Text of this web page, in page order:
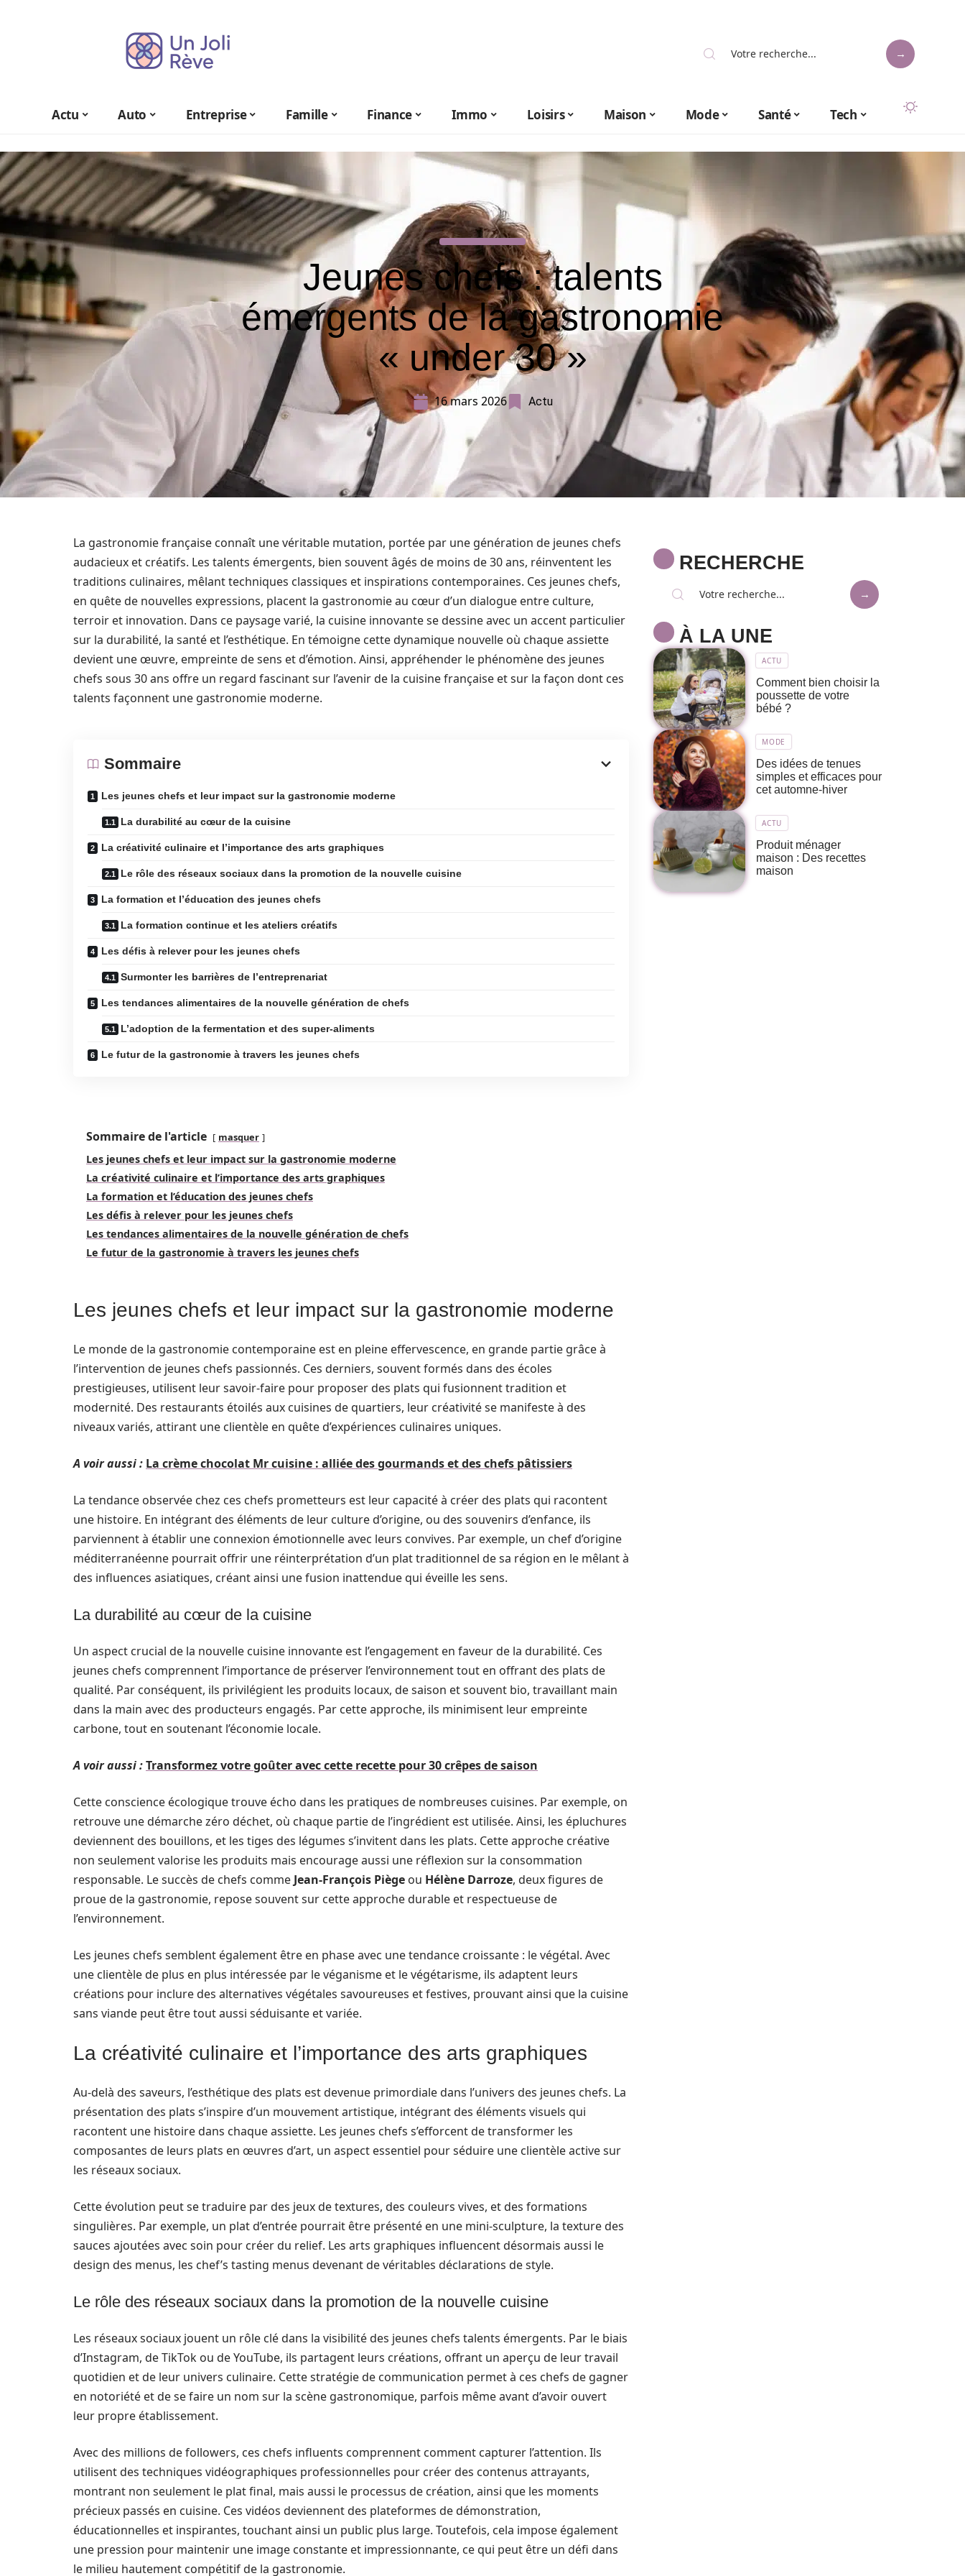
Actu Auto Entreprise Famille Finance Immo Loisirs Maison Mode Santé Tech
Jeunes chefs : talents
émergents de la gastronomie
« under 30 »
16 mars 2026 Actu
La gastronomie française connaît une véritable mutation, portée par une génération de jeunes chefs
audacieux et créatifs. Les talents émergents, bien souvent âgés de moins de 30 ans, réinventent les
traditions culinaires, mêlant techniques classiques et inspirations contemporaines. Ces jeunes chefs,
en quête de nouvelles expressions, placent la gastronomie au cœur d’un dialogue entre culture,
terroir et innovation. Dans ce paysage varié, la cuisine innovante se dessine avec un accent particulier
sur la durabilité, la santé et l’esthétique. En témoigne cette dynamique nouvelle où chaque assiette
devient une œuvre, empreinte de sens et d’émotion. Ainsi, appréhender le phénomène des jeunes
chefs sous 30 ans offre un regard fascinant sur l’avenir de la cuisine française et sur la façon dont ces
talents façonnent une gastronomie moderne.
Sommaire
Les jeunes chefs et leur impact sur la gastronomie moderne
La durabilité au cœur de la cuisine
La créativité culinaire et l’importance des arts graphiques
Le rôle des réseaux sociaux dans la promotion de la nouvelle cuisine
La formation et l’éducation des jeunes chefs
La formation continue et les ateliers créatifs
Les défis à relever pour les jeunes chefs
Surmonter les barrières de l’entreprenariat
Les tendances alimentaires de la nouvelle génération de chefs
L’adoption de la fermentation et des super-aliments
Le futur de la gastronomie à travers les jeunes chefs
Sommaire de l'article masquer
Les jeunes chefs et leur impact sur la gastronomie moderne
La créativité culinaire et l’importance des arts graphiques
La formation et l’éducation des jeunes chefs
Les défis à relever pour les jeunes chefs
Les tendances alimentaires de la nouvelle génération de chefs
Le futur de la gastronomie à travers les jeunes chefs
Les jeunes chefs et leur impact sur la gastronomie moderne
Le monde de la gastronomie contemporaine est en pleine effervescence, en grande partie grâce à
l’intervention de jeunes chefs passionnés. Ces derniers, souvent formés dans des écoles
prestigieuses, utilisent leur savoir-faire pour proposer des plats qui fusionnent tradition et
modernité. Des restaurants étoilés aux cuisines de quartiers, leur créativité se manifeste à des
niveaux variés, attirant une clientèle en quête d’expériences culinaires uniques.
A voir aussi : La crème chocolat Mr cuisine : alliée des gourmands et des chefs pâtissiers
La tendance observée chez ces chefs prometteurs est leur capacité à créer des plats qui racontent
une histoire. En intégrant des éléments de leur culture d’origine, ou des souvenirs d’enfance, ils
parviennent à établir une connexion émotionnelle avec leurs convives. Par exemple, un chef d’origine
méditerranéenne pourrait offrir une réinterprétation d’un plat traditionnel de sa région en le mêlant à
des influences asiatiques, créant ainsi une fusion inattendue qui éveille les sens.
La durabilité au cœur de la cuisine
Un aspect crucial de la nouvelle cuisine innovante est l’engagement en faveur de la durabilité. Ces
jeunes chefs comprennent l’importance de préserver l’environnement tout en offrant des plats de
qualité. Par conséquent, ils privilégient les produits locaux, de saison et souvent bio, travaillant main
dans la main avec des producteurs engagés. Par cette approche, ils minimisent leur empreinte
carbone, tout en soutenant l’économie locale.
A voir aussi :Transformez votre goûter avec cette recette pour 30 crêpes de saison
Cette conscience écologique trouve écho dans les pratiques de nombreuses cuisines. Par exemple, on
retrouve une démarche zéro déchet, où chaque partie de l’ingrédient est utilisée. Ainsi, les épluchures
deviennent des bouillons, et les tiges des légumes s’invitent dans les plats. Cette approche créative
non seulement valorise les produits mais encourage aussi une réflexion sur la consommation
responsable. Le succès de chefs comme Jean-François Piège ou Hélène Darroze, deux figures de
proue de la gastronomie, repose souvent sur cette approche durable et respectueuse de
l’environnement.
Les jeunes chefs semblent également être en phase avec une tendance croissante : le végétal. Avec
une clientèle de plus en plus intéressée par le véganisme et le végétarisme, ils adaptent leurs
créations pour inclure des alternatives végétales savoureuses et festives, prouvant ainsi que la cuisine
sans viande peut être tout aussi séduisante et variée.
La créativité culinaire et l’importance des arts graphiques
Au-delà des saveurs, l’esthétique des plats est devenue primordiale dans l’univers des jeunes chefs. La
présentation des plats s’inspire d’un mouvement artistique, intégrant des éléments visuels qui
racontent une histoire dans chaque assiette. Les jeunes chefs s’efforcent de transformer les
composantes de leurs plats en œuvres d’art, un aspect essentiel pour séduire une clientèle active sur
les réseaux sociaux.
Cette évolution peut se traduire par des jeux de textures, des couleurs vives, et des formations
singulières. Par exemple, un plat d’entrée pourrait être présenté en une mini-sculpture, la texture des
sauces ajoutées avec soin pour créer du relief. Les arts graphiques influencent désormais aussi le
design des menus, les chef’s tasting menus devenant de véritables déclarations de style.
Le rôle des réseaux sociaux dans la promotion de la nouvelle cuisine
Les réseaux sociaux jouent un rôle clé dans la visibilité des jeunes chefs talents émergents. Par le biais
d’Instagram, de TikTok ou de YouTube, ils partagent leurs créations, offrant un aperçu de leur travail
quotidien et de leur univers culinaire. Cette stratégie de communication permet à ces chefs de gagner
en notoriété et de se faire un nom sur la scène gastronomique, parfois même avant d’avoir ouvert
leur propre établissement.
Avec des millions de followers, ces chefs influents comprennent comment capturer l’attention. Ils
utilisent des techniques vidéographiques professionnelles pour créer des contenus attrayants,
montrant non seulement le plat final, mais aussi le processus de création, ainsi que les moments
précieux passés en cuisine. Ces vidéos deviennent des plateformes de démonstration,
éducationnelles et inspirantes, touchant ainsi un public plus large. Toutefois, cela impose également
une pression pour maintenir une image constante et impressionnante, ce qui peut être un défi dans
le milieu hautement compétitif de la gastronomie.
RECHERCHE
À LA UNE
ACTU
Comment bien choisir la
poussette de votre
bébé ?
MODE
Des idées de tenues
simples et efficaces pour
cet automne-hiver
ACTU
Produit ménager
maison : Des recettes
maison